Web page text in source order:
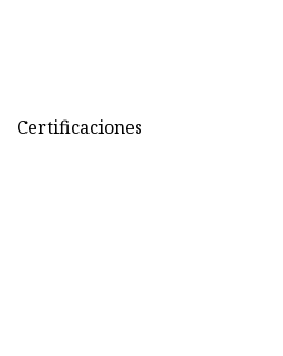
Certificaciones